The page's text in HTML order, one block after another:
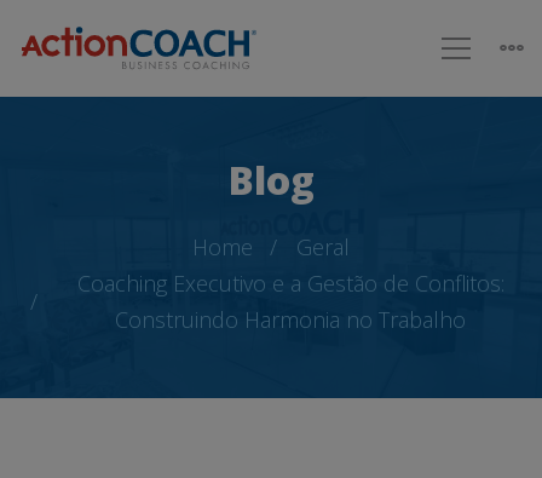
Blog
Home
Geral
Coaching Executivo e a Gestão de Conflitos:
Construindo Harmonia no Trabalho